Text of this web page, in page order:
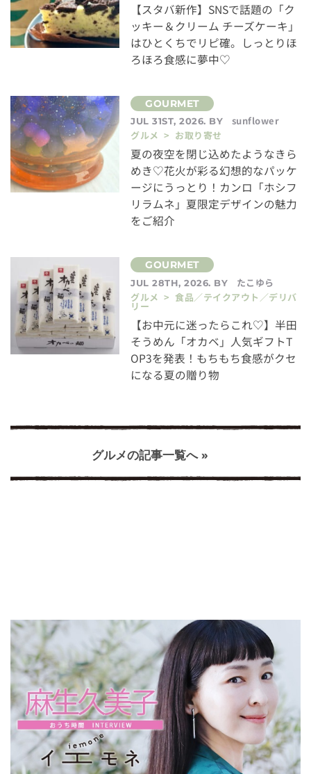
【スタバ新作】SNSで話題の「ク
ッキー＆クリーム チーズケーキ」
はひとくちでリピ確。しっとりほ
ろほろ食感に夢中♡
JUL 31ST, 2026. BY
sunflower
グルメ > お取り寄せ
夏の夜空を閉じ込めたようなきら
めき♡花火が彩る幻想的なパッケ
ージにうっとり！カンロ「ホシフ
リラムネ」夏限定デザインの魅力
をご紹介
JUL 28TH, 2026. BY
たこゆら
グルメ > 食品／テイクアウト／デリバ
リー
【お中元に迷ったらこれ♡】半田
そうめん「オカベ」人気ギフトT
OP3を発表！もちもち食感がクセ
になる夏の贈り物
グルメの記事一覧へ »